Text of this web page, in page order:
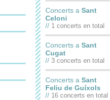
Concerts a Sant
Celoni
//1 concerts en total
Concerts a Sant
Cugat
//3 concerts en total
Concerts a Sant
Feliu de Guíxols
//16 concerts en total